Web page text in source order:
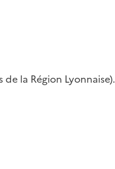
la Région Lyonnaise).